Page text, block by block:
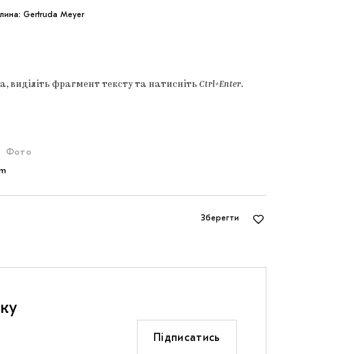
Gertruda Meyer
фрагмент тексту та натисніть Ctrl+Enter.
Фото
Зберегти
Підписатись